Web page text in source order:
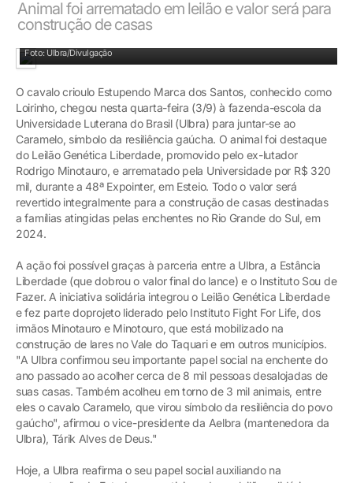
Animal foi arrematado em leilão e valor será para
construção de casas
Foto: Ulbra/Divulgação
O cavalo crioulo Estupendo Marca dos Santos, conhecido como
Loirinho, chegou nesta quarta-feira (3/9) à fazenda-escola da
Universidade Luterana do Brasil (Ulbra) para juntar-se ao
Caramelo, símbolo da resiliência gaúcha. O animal foi destaque
do Leilão Genética Liberdade, promovido pelo ex-lutador
Rodrigo Minotauro, e arrematado pela Universidade por R$ 320
mil, durante a 48ª Expointer, em Esteio. Todo o valor será
revertido integralmente para a construção de casas destinadas
a famílias atingidas pelas enchentes no Rio Grande do Sul, em
2024.
A ação foi possível graças à parceria entre a Ulbra, a Estância
Liberdade (que dobrou o valor final do lance) e o Instituto Sou de
Fazer. A iniciativa solidária integrou o Leilão Genética Liberdade
e fez parte doprojeto liderado pelo Instituto Fight For Life, dos
irmãos Minotauro e Minotouro, que está mobilizado na
construção de lares no Vale do Taquari e em outros municípios.
"A Ulbra confirmou seu importante papel social na enchente do
ano passado ao acolher cerca de 8 mil pessoas desalojadas de
suas casas. Também acolheu em torno de 3 mil animais, entre
eles o cavalo Caramelo, que virou símbolo da resiliência do povo
gaúcho", afirmou o vice-presidente da Aelbra (mantenedora da
Ulbra), Tárik Alves de Deus."
Hoje, a Ulbra reafirma o seu papel social auxiliando na